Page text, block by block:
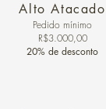
Alto Atacado
Pedido mínimo
R$3.000,00
20% de desconto